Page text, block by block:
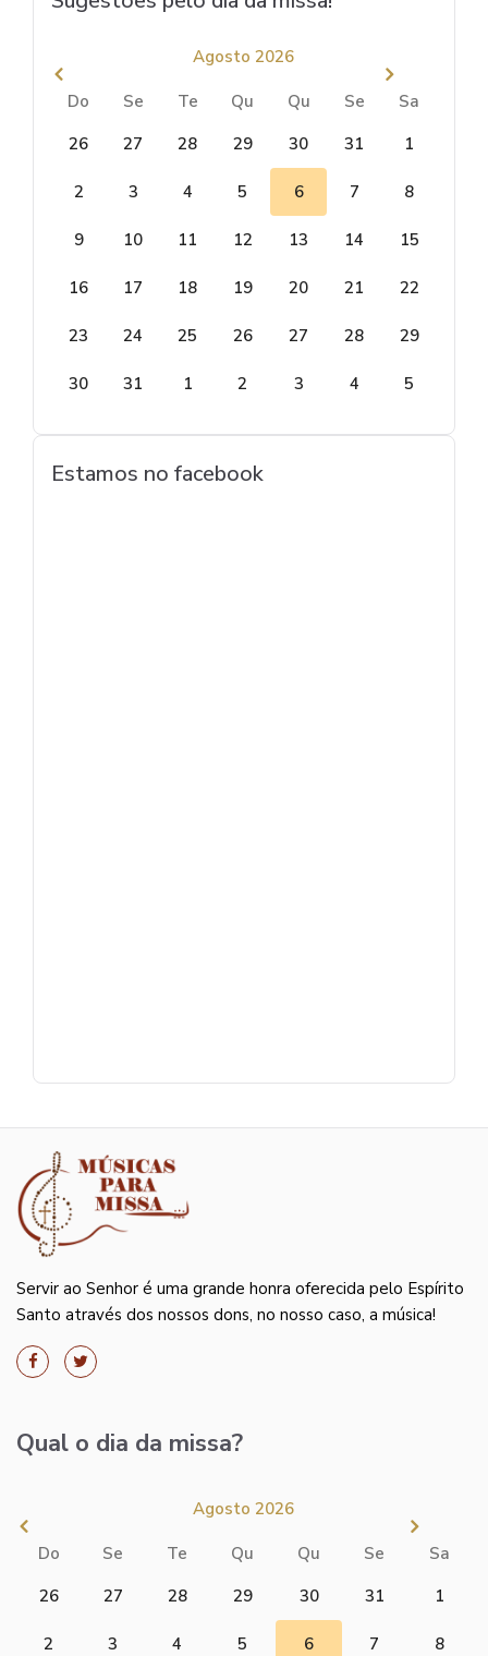
Agosto 2026
Do Se Te Qu Qu Se
Sa
26
27 28 29 30 31 1
2 3 4 5 6 7 8
9 10 11 12 13 14 15
16 17 18 19 20 21 22
23 24 25 26 27 28 29
30 31 1 2 3 4 5
Estamos no facebook
Servir ao Senhor é uma grande honra oferecida pelo Espírito
Santo através dos nossos dons, no nosso caso, a música!
Qual o dia da missa?
Agosto 2026
Do Se Te Qu Qu Se
Sa
26
27 28 29 30 31 1
2 3 4 5 6 7 8